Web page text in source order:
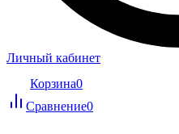
Личный кабинет
Корзина0
Сравнение0